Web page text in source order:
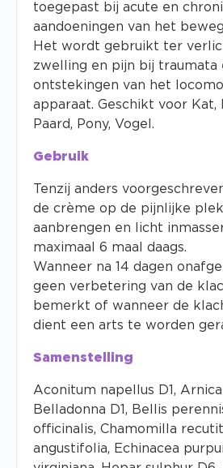
toegepast bij acute en
aandoeningen van het
Het wordt gebruikt ter
zwelling en pijn bij traumata
ontstekingen van het
apparaat. Geschikt voor Kat,
Paard, Pony, Vogel.
Gebruik
Tenzij anders
de crème op de pijnlijke
aanbrengen en licht
maximaal 6 maal daags.
Wanneer na 14 dagen
geen verbetering van de
bemerkt of wanneer de
dient een arts te worden
Samenstelling
Aconitum napellus D1,
Belladonna D1, Bellis
officinalis, Chamomilla
angustifolia, Echinacea